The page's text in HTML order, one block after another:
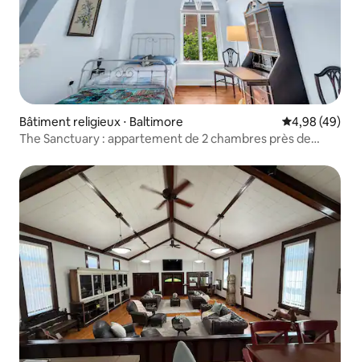
Bâtiment religieux ⋅ Baltimore Évaluation
4,98 (49)
The Sanctuary : appartement de 2 chambres près de